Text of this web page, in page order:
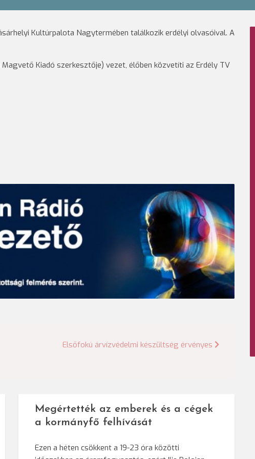
Kultúrpalota Nagytermében találkozik erdélyi olvasóival. A
Kiadó szerkesztője) vezet, élőben közvetíti az Erdély TV
Elsőfokú árvízvédelmi készültség érvényes
Megértették az emberek és a cégek
a kormányfő felhívását
Ezen a héten csökkent a 19-23 óra közötti